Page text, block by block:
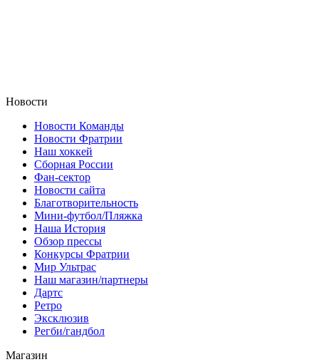
Новости
Новости Команды
Новости Фратрии
Наш хоккей
Сборная России
Фан-cектор
Новости сайта
Благотворительность
Мини-футбол/Пляжка
Наша История
Обзор прессы
Конкурсы Фратрии
Мир Ультрас
Наш магазин/партнеры
Дартс
Ретро
Эксклюзив
Регби/гандбол
Магазин